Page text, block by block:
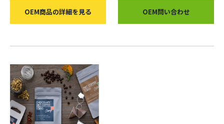
OEM商品の詳細を見る OEM問い合わせ